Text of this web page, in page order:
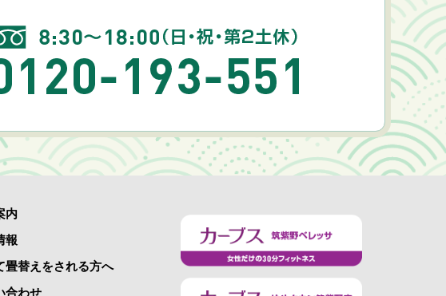
内
報
畳替えをされる方へ
合わせ